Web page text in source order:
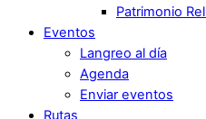
Patrimonio
Eventos
Langreo al día
Agenda
Enviar eventos
Rutas